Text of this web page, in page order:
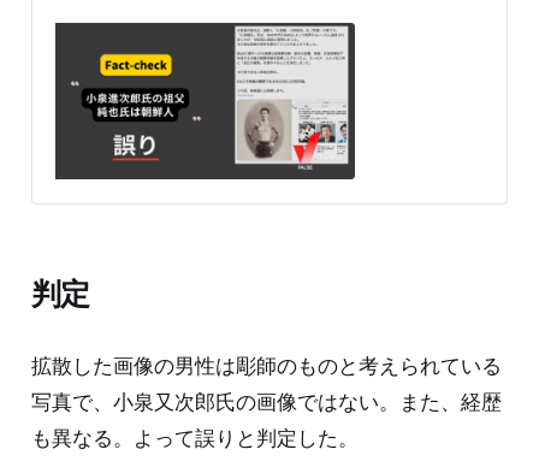
男性は、純也氏とは別人です。 検証対象 2024年8月23
日、上半身に刺青をした男性の写真とともに「小泉進次
郎氏は、朝鮮人『小泉組・小泉純也』氏（写真）の孫」
というX（旧Twitter)の投稿が拡散した。 8月26日現在で
290万の閲覧数と3200のリポストがあり、「こんなの、
絶対総理にしちゃいけない案件」といったコメントがあ
るほか、「印象操作」「一枚目の画像は別人です」とい
務めた。 公職選挙法10条の規定で、国会議員になるには
を官報情報検索サービ
判定
拡散した画像の男性は彫師のものと考えられている
写真で、小泉又次郎氏の画像ではない。また、経歴
も異なる。よって誤りと判定した。